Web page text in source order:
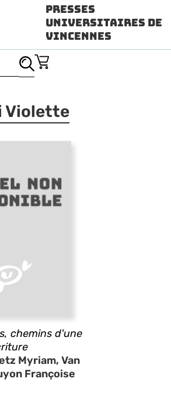
Presses
Universitaires de
Vincennes
Violette
chemins d'une
Myriam, Van
Françoise